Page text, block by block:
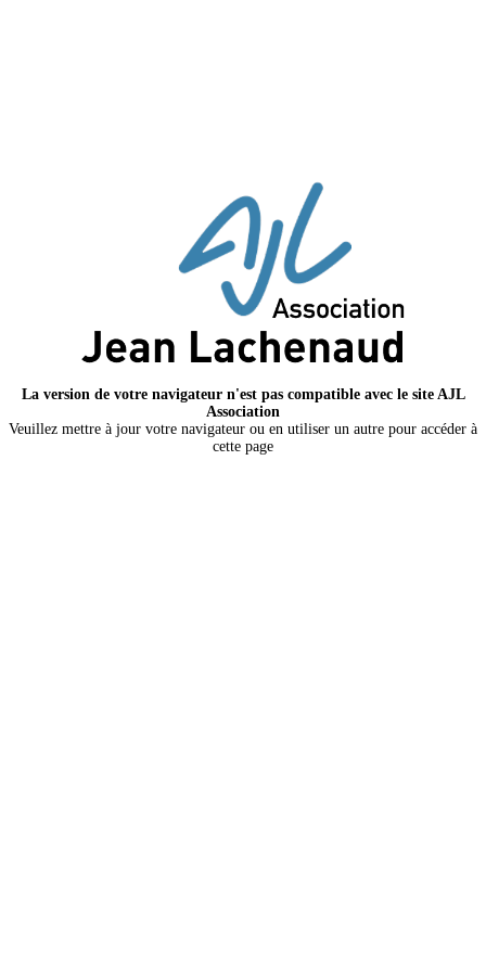
La version de votre navigateur n'est pas compatible avec le site AJL
Association
Veuillez mettre à jour votre navigateur ou en utiliser un autre pour accéder à
cette page